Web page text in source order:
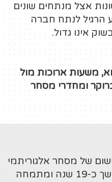
אצל מנתחים שונים
הרגיל לנתח חברה
אינו גדול.
משעות ארוכות מול
ומחדרי מסחר
של מסחר אלגוריתמי
בשוק המניות בארה"ב במשך כ-19 שנה ומתמחה